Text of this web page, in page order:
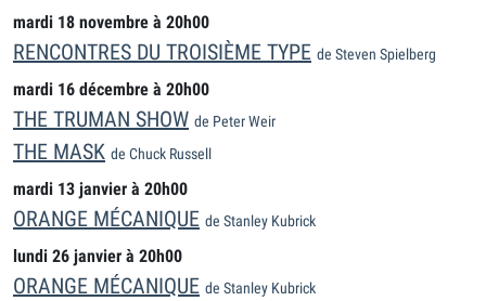
mardi 18 novembre à 20h00
RENCONTRES DU TROISIÈME TYPE de Steven Spielberg
mardi 16 décembre à 20h00
THE TRUMAN SHOW de Peter Weir
THE MASK de Chuck Russell
mardi 13 janvier à 20h00
ORANGE MÉCANIQUE de Stanley Kubrick
lundi 26 janvier à 20h00
ORANGE MÉCANIQUE de Stanley Kubrick